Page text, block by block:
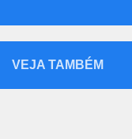
VEJA TAMBÉM